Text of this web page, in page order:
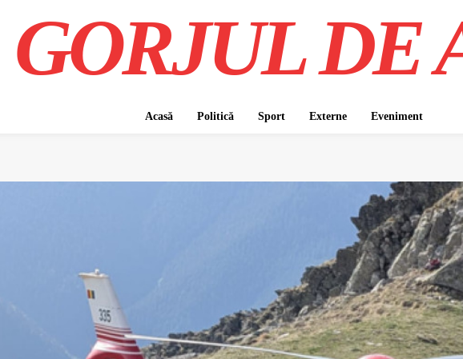
GORJUL DE
Acasă Politică Sport Externe Eveniment